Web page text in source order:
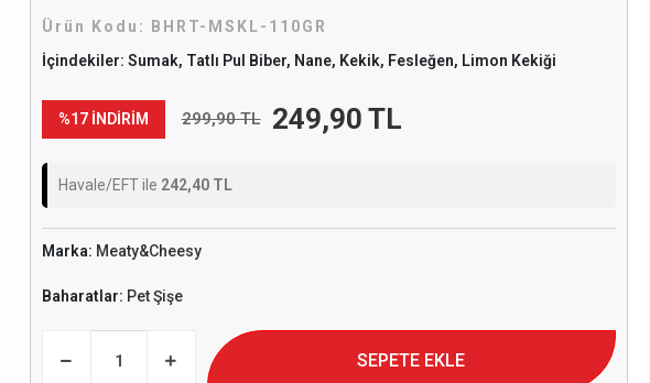
Ürün Kodu:
BHRT-MSKL-110GR
İçindekiler: Sumak, Tatlı Pul Biber, Nane, Kekik, Fesleğen, Limon Kekiği
%17 İNDİRİM 299,90 TL 249,90 TL
Havale/EFT ile 242,40 TL
Marka: Meaty&Cheesy
Baharatlar: Pet Şişe
SEPETE EKLE